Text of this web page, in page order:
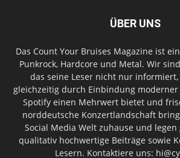
ÜBER UNS
Das Count Your Bruises Magazine ist
Punkrock, Hardcore und Metal. Wir
das seine Leser nicht nur
gleichzeitig durch Einbindung
Spotify einen Mehrwert bietet und
norddeutsche Konzertlandschaft
Social Media Welt zuhause und
qualitativ hochwertige Beiträge sowie
Lesern. Kontaktiere uns: